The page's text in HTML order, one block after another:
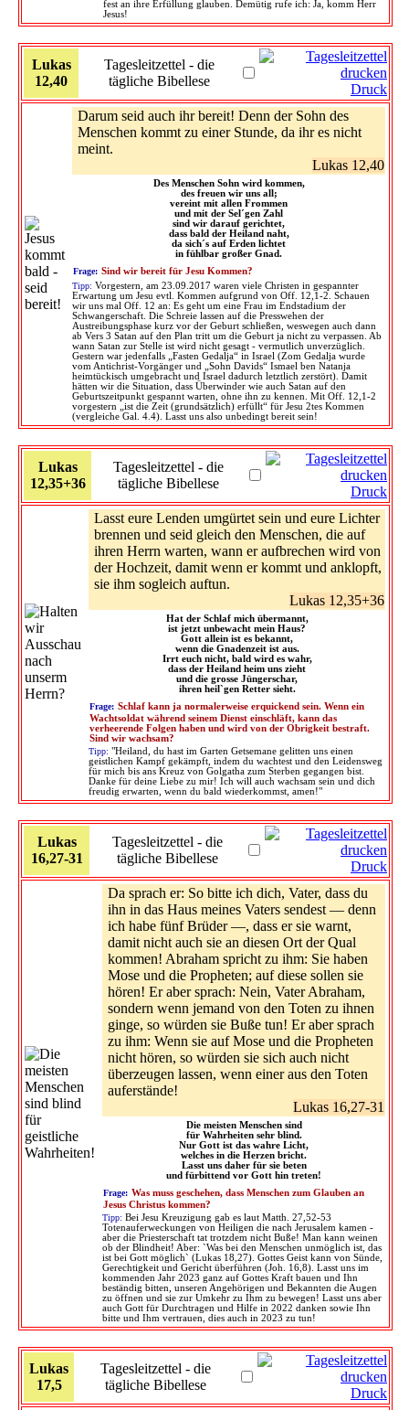
fest an ihre Erfüllung glauben. Demütig rufe ich: Ja, komm Herr
Jesus!
Lukas
12,40
Tagesleitzettel - die
tägliche Bibellese
Druck
Darum seid auch ihr bereit! Denn der Sohn des
Menschen kommt zu einer Stunde, da ihr es nicht
meint.
Lukas 12,40
Des Menschen Sohn wird kommen,
des freuen wir uns all;
vereint mit allen Frommen
und mit der Sel´gen Zahl
sind wir darauf gerichtet,
dass bald der Heiland naht,
da sich´s auf Erden lichtet
in fühlbar großer Gnad.
Frage: Sind wir bereit für Jesu Kommen?
Tipp: Vorgestern, am 23.09.2017 waren viele Christen in gespannter
Erwartung um Jesu evtl. Kommen aufgrund von Off. 12,1-2. Schauen
wir uns mal Off. 12 an: Es geht um eine Frau im Endstadium der
Schwangerschaft. Die Schreie lassen auf die Presswehen der
Austreibungsphase kurz vor der Geburt schließen, weswegen auch dann
ab Vers 3 Satan auf den Plan tritt um die Geburt ja nicht zu verpassen. Ab
wann Satan zur Stelle ist wird nicht gesagt - vermutlich unverzüglich.
Gestern war jedenfalls „Fasten Gedalja“ in Israel (Zom Gedalja wurde
vom Antichrist-Vorgänger und „Sohn Davids“ Ismael ben Natanja
heimtückisch umgebracht und Israel dadurch letztlich zerstört). Damit
hätten wir die Situation, dass Überwinder wie auch Satan auf den
Geburtszeitpunkt gespannt warten, ohne ihn zu kennen. Mit Off. 12,1-2
vorgestern „ist die Zeit (grundsätzlich) erfüllt“ für Jesu 2tes Kommen
(vergleiche Gal. 4.4). Lasst uns also unbedingt bereit sein!
Lukas
12,35+36
Tagesleitzettel - die
tägliche Bibellese
Druck
Lasst eure Lenden umgürtet sein und eure Lichter
brennen und seid gleich den Menschen, die auf
ihren Herrn warten, wann er aufbrechen wird von
der Hochzeit, damit wenn er kommt und anklopft,
sie ihm sogleich auftun.
Lukas 12,35+36
Hat der Schlaf mich übermannt,
ist jetzt unbewacht mein Haus?
Gott allein ist es bekannt,
wenn die Gnadenzeit ist aus.
Irrt euch nicht, bald wird es wahr,
dass der Heiland heim uns zieht
und die grosse Jüngerschar,
ihren heil`gen Retter sieht.
Frage: Schlaf kann ja normalerweise erquickend sein. Wenn ein
Wachtsoldat während seinem Dienst einschläft, kann das
verheerende Folgen haben und wird von der Obrigkeit bestraft.
Sind wir wachsam?
Tipp: "Heiland, du hast im Garten Getsemane gelitten uns einen
geistlichen Kampf gekämpft, indem du wachtest und den Leidensweg
für mich bis ans Kreuz von Golgatha zum Sterben gegangen bist.
Danke für deine Liebe zu mir! Ich will auch wachsam sein und dich
freudig erwarten, wenn du bald wiederkommst, amen!"
Lukas
16,27-31
Tagesleitzettel - die
tägliche Bibellese
Druck
Da sprach er: So bitte ich dich, Vater, dass du
ihn in das Haus meines Vaters sendest — denn
ich habe fünf Brüder —, dass er sie warnt,
damit nicht auch sie an diesen Ort der Qual
kommen! Abraham spricht zu ihm: Sie haben
Mose und die Propheten; auf diese sollen sie
hören! Er aber sprach: Nein, Vater Abraham,
sondern wenn jemand von den Toten zu ihnen
ginge, so würden sie Buße tun! Er aber sprach
zu ihm: Wenn sie auf Mose und die Propheten
nicht hören, so würden sie sich auch nicht
überzeugen lassen, wenn einer aus den Toten
auferstände!
Lukas 16,27-31
Die meisten Menschen sind
für Wahrheiten sehr blind.
Nur Gott ist das wahre Licht,
welches in die Herzen bricht.
Lasst uns daher für sie beten
und fürbittend vor Gott hin treten!
Frage: Was muss geschehen, dass Menschen zum Glauben an
Jesus Christus kommen?
Tipp: Bei Jesu Kreuzigung gab es laut Matth. 27,52-53
Totenauferweckungen von Heiligen die nach Jerusalem kamen -
aber die Priesterschaft tat trotzdem nicht Buße! Man kann weinen
ob der Blindheit! Aber: `Was bei den Menschen unmöglich ist, das
ist bei Gott möglich` (Lukas 18,27). Gottes Geist kann von Sünde,
Gerechtigkeit und Gericht überführen (Joh. 16,8). Lasst uns im
kommenden Jahr 2023 ganz auf Gottes Kraft bauen und Ihn
beständig bitten, unseren Angehörigen und Bekannten die Augen
zu öffnen und sie zur Umkehr zu Ihm zu bewegen! Lasst uns aber
auch Gott für Durchtragen und Hilfe in 2022 danken sowie Ihn
bitte und Ihm vertrauen, dies auch in 2023 zu tun!
Lukas
17,5
Tagesleitzettel - die
tägliche Bibellese
Druck